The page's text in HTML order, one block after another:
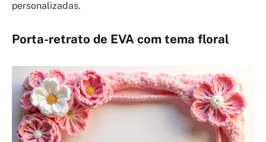
personalizadas.
Porta-retrato de EVA com tema floral